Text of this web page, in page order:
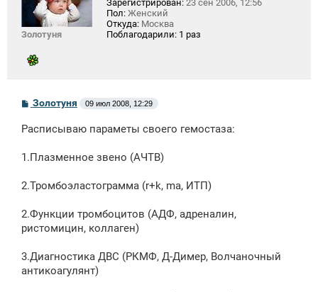
Золотуня
Зарегистрирован: 23 сен 2006, 12:56
Пол: Женский
Откуда: Москва
Поблагодарили: 1 раз
С
б
е
н
е
Золотуня 09 июл 2008, 12:29
Расписываю параметы своего гемостаза:
1.Плазменное звено (АЧТВ)
2.Тромбоэластограмма (r+k, ma, ИТП)
2.Функции тромбоцитов (АДФ, адреналин,
ристомицин, коллаген)
3.Диагностика ДВС (РКМФ, Д-Димер, Волчаночный
антикоагулянт)